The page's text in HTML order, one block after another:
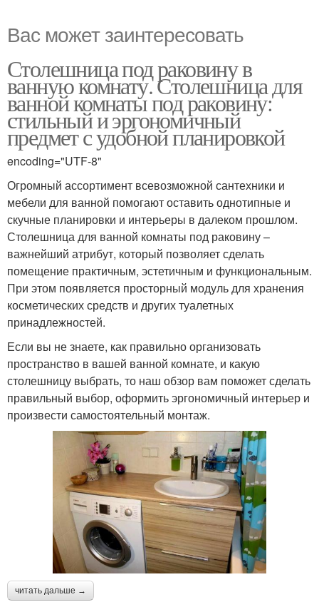
Вас может заинтересовать
Столешница под раковину в
ванную комнату. Столешница для
ванной комнаты под раковину:
стильный и эргономичный
предмет с удобной планировкой
encoding="UTF-8"
Огромный ассортимент всевозможной сантехники и
мебели для ванной помогают оставить однотипные и
скучные планировки и интерьеры в далеком прошлом.
Столешница для ванной комнаты под раковину –
важнейший атрибут, который позволяет сделать
помещение практичным, эстетичным и функциональным.
При этом появляется просторный модуль для хранения
косметических средств и других туалетных
принадлежностей.
Если вы не знаете, как правильно организовать
пространство в вашей ванной комнате, и какую
столешницу выбрать, то наш обзор вам поможет сделать
правильный выбор, оформить эргономичный интерьер и
произвести самостоятельный монтаж.
читать дальше →